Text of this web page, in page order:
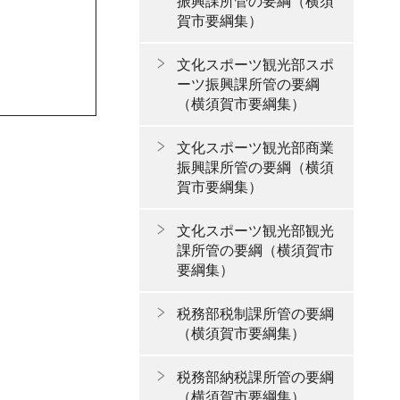
賀市要綱集）
文化スポーツ観光部スポ
ーツ振興課所管の要綱
（横須賀市要綱集）
文化スポーツ観光部商業
振興課所管の要綱（横須
賀市要綱集）
文化スポーツ観光部観光
課所管の要綱（横須賀市
要綱集）
税務部税制課所管の要綱
（横須賀市要綱集）
税務部納税課所管の要綱
（横須賀市要綱集）